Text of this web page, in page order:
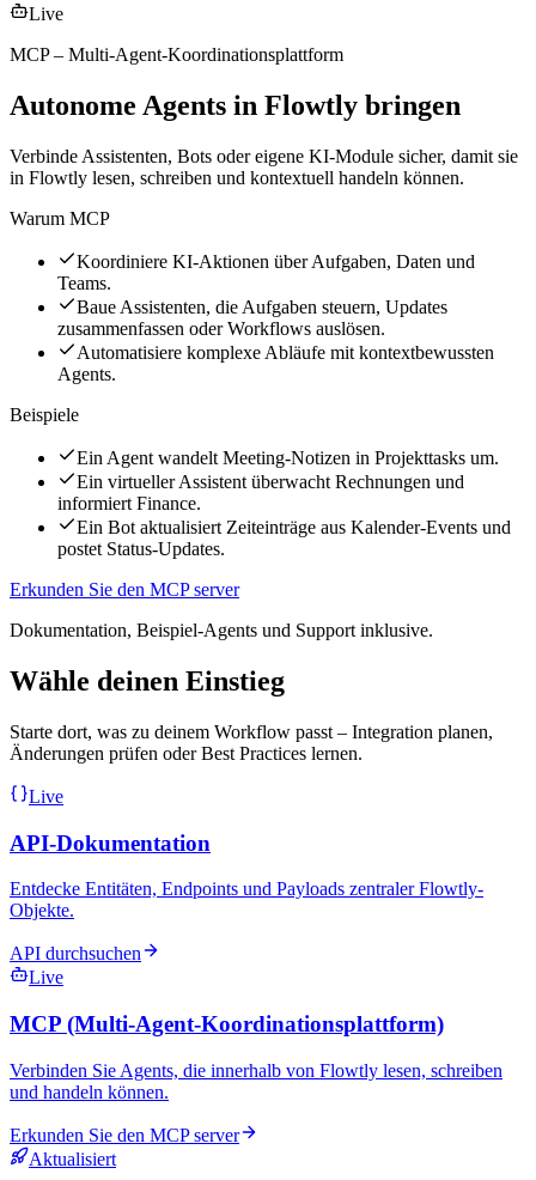
Live
MCP – Multi-Agent-Koordinationsplattform
Autonome Agents in Flowtly bringen
Verbinde Assistenten, Bots oder eigene KI-Module sicher, damit sie
in Flowtly lesen, schreiben und kontextuell handeln können.
Warum MCP
Koordiniere KI-Aktionen über Aufgaben, Daten und
Teams.
Baue Assistenten, die Aufgaben steuern, Updates
zusammenfassen oder Workflows auslösen.
Automatisiere komplexe Abläufe mit kontextbewussten
Agents.
Beispiele
Ein Agent wandelt Meeting-Notizen in Projekttasks um.
Ein virtueller Assistent überwacht Rechnungen und
informiert Finance.
Ein Bot aktualisiert Zeiteinträge aus Kalender-Events und
postet Status-Updates.
Erkunden Sie den MCP server
Dokumentation, Beispiel-Agents und Support inklusive.
Wähle deinen Einstieg
Starte dort, was zu deinem Workflow passt – Integration planen,
Änderungen prüfen oder Best Practices lernen.
Live
API-Dokumentation
Entdecke Entitäten, Endpoints und Payloads zentraler Flowtly-
Objekte.
API durchsuchen
Live
MCP (Multi-Agent-Koordinationsplattform)
Verbinden Sie Agents, die innerhalb von Flowtly lesen, schreiben
und handeln können.
Erkunden Sie den MCP server
Aktualisiert